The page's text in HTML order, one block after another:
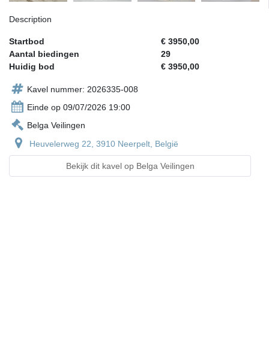
Description
Startbod
€ 3950,00
Aantal biedingen
29
Huidig bod
€ 3950,00
Kavel nummer: 2026335-008
Einde op 09/07/2026 19:00
Belga Veilingen
Heuvelerweg 22, 3910 Neerpelt, België
Bekijk dit kavel op Belga Veilingen